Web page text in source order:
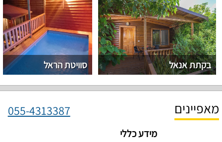
בקתת אנאל סוויטת הראל
מאפיינים 055-4313387
מידע כללי